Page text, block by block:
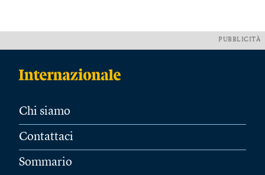
PUBBLICITÀ
Chi siamo
Contattaci
Sommario